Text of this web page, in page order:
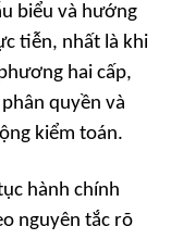
biểu và hướng
tiễn, nhất là khi
hai cấp,
quyền và
kiểm toán.
hành chính
nguyên tắc rõ